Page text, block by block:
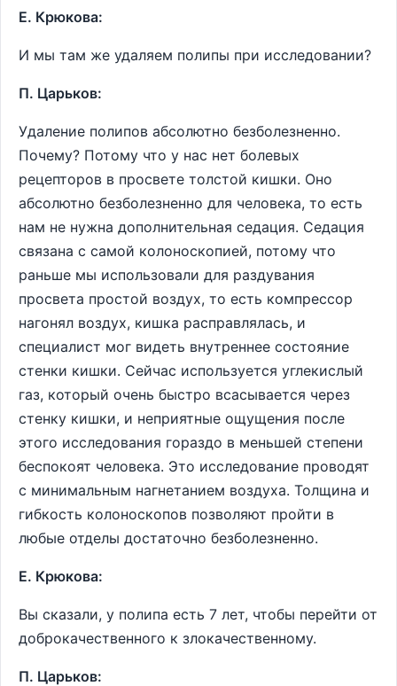
Е. Крюкова:
И мы там же удаляем полипы при исследовании?
П. Царьков:
Удаление полипов абсолютно безболезненно.
Почему? Потому что у нас нет болевых
рецепторов в просвете толстой кишки. Оно
абсолютно безболезненно для человека, то есть
нам не нужна дополнительная седация. Седация
связана с самой колоноскопией, потому что
раньше мы использовали для раздувания
просвета простой воздух, то есть компрессор
нагонял воздух, кишка расправлялась, и
специалист мог видеть внутреннее состояние
стенки кишки. Сейчас используется углекислый
газ, который очень быстро всасывается через
стенку кишки, и неприятные ощущения после
этого исследования гораздо в меньшей степени
беспокоят человека. Это исследование проводят
с минимальным нагнетанием воздуха. Толщина и
гибкость колоноскопов позволяют пройти в
любые отделы достаточно безболезненно.
Е. Крюкова:
Вы сказали, у полипа есть 7 лет, чтобы перейти от
доброкачественного к злокачественному.
П. Царьков: